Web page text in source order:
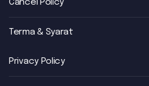
Cancel Policy
Terma & Syarat
Privacy Policy